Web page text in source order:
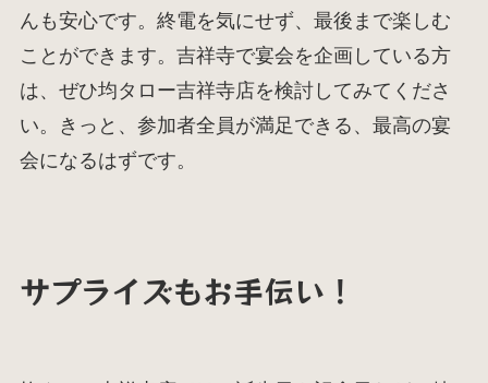
んも安心です。終電を気にせず、最後まで楽しむ
ことができます。吉祥寺で宴会を企画している方
は、ぜひ均タロー吉祥寺店を検討してみてくださ
い。きっと、参加者全員が満足できる、最高の宴
会になるはずです。
サプライズもお手伝い！